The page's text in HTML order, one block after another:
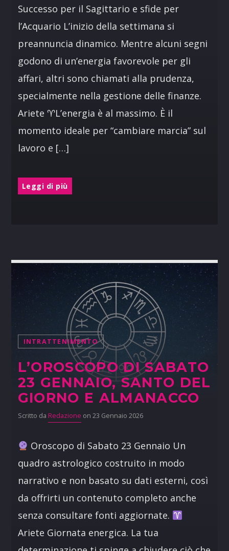
Successo per il Sagittario e sfide per
l’Acquario L’inizio della settimana si
preannuncia dinamico. Mentre alcuni segni
godono di un’energia favorevole per gli
affari, altri sono chiamati alla prudenza,
specialmente nella gestione delle finanze.
Ariete ♈︎L’energia è al massimo. È il
momento ideale per “cambiare marcia” sul
lavoro e […]
Leggi di più
INTRATTENIMENTO
L’OROSCOPO DI SABATO
23 GENNAIO, SANTO DEL
GIORNO E ALMANACCO
Scritto da Redazione on 23 Gennaio 2026
Oroscopo di Sabato 23 Gennaio Un
quadro astrologico costruito in modo
narrativo e non basato su dati esterni, così
da offrirti un contenuto completo anche
senza consultare fonti aggiornate.
Ariete Giornata energica. La tua